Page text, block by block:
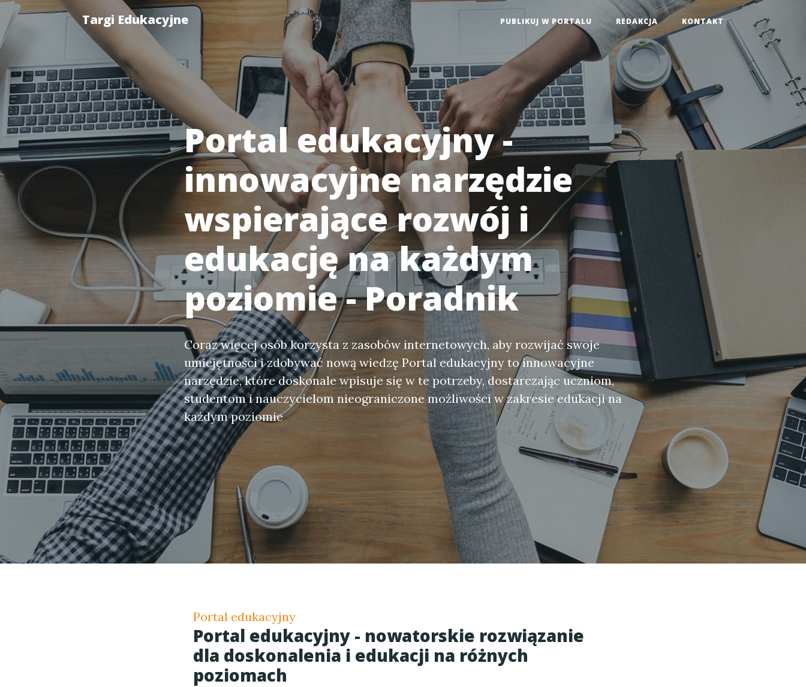
Targi Edukacyjne PUBLIKUJ W PORTALU REDAKCJA KONTAKT
Portal edukacyjny -
innowacyjne narzędzie
wspierające rozwój i
edukację na każdym
poziomie - Poradnik
Coraz więcej osób korzysta z zasobów internetowych, aby rozwijać swoje
umiejętności i zdobywać nową wiedzę Portal edukacyjny to innowacyjne
narzędzie, które doskonale wpisuje się w te potrzeby, dostarczając uczniom,
studentom i nauczycielom nieograniczone możliwości w zakresie edukacji na
każdym poziomie
Portal edukacyjny
Portal edukacyjny - nowatorskie rozwiązanie
dla doskonalenia i edukacji na różnych
poziomach